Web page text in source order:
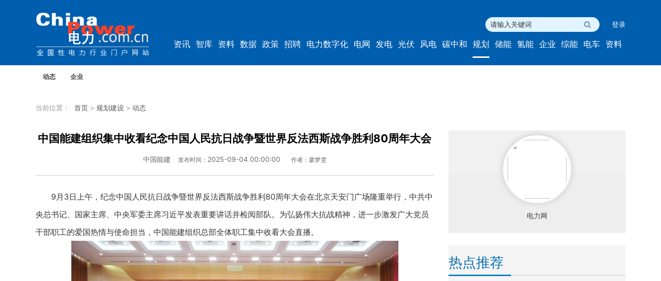
登录
资讯 智库 资料 数据 政策 招聘 电力数字化 电网 发电 光伏 风电 碳中和 规划 储能 氢能 企业 综能 电车 资料
动态 企业
当前位置： 首页 > 规划建设 > 动态
中国能建组织集中收看纪念中国人民抗日战争暨世界反法西斯战争胜利80周年大会
中国能建 发布时间： 2025-09-04 00:00:00 作者：廖梦雯
9月3日上午，纪念中国人民抗日战争暨世界反法西斯战争胜利80周年大会在北京天安门广场隆重举行，中共中
央总书记、国家主席、中央军委主席习近平发表重要讲话并检阅部队。为弘扬伟大抗战精神，进一步激发广大党员
干部职工的爱国热情与使命担当，中国能建组织总部全体职工集中收看大会直播。
电力网
热点推荐